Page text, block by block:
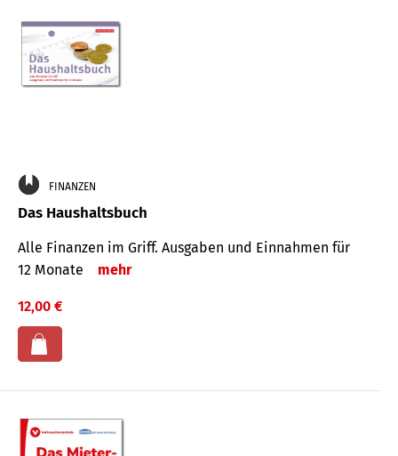
FINANZEN
Das Haushaltsbuch
Alle Finanzen im Griff. Aus­gaben und Ein­nahmen für
12 Monate
mehr
12,00 €